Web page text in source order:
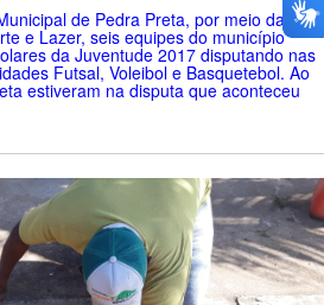
de Pedra Preta, por meio da
e Lazer, seis equipes do município
da Juventude 2017 disputando nas
Futsal, Voleibol e Basquetebol. Ao
estiveram na disputa que aconteceu